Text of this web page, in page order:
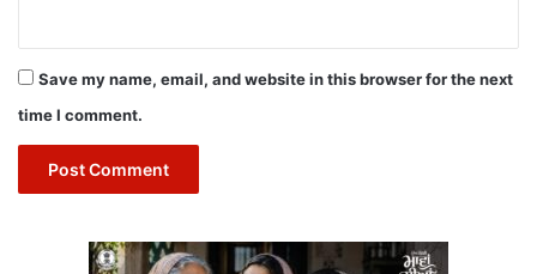
Save my name, email, and website in this browser for the next
time I comment.